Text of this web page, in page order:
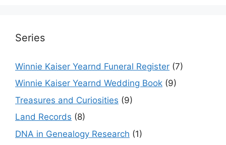
Series
Winnie Kaiser Yearnd Funeral Register (7)
Winnie Kaiser Yearnd Wedding Book (9)
Treasures and Curiosities (9)
Land Records (8)
DNA in Genealogy Research (1)